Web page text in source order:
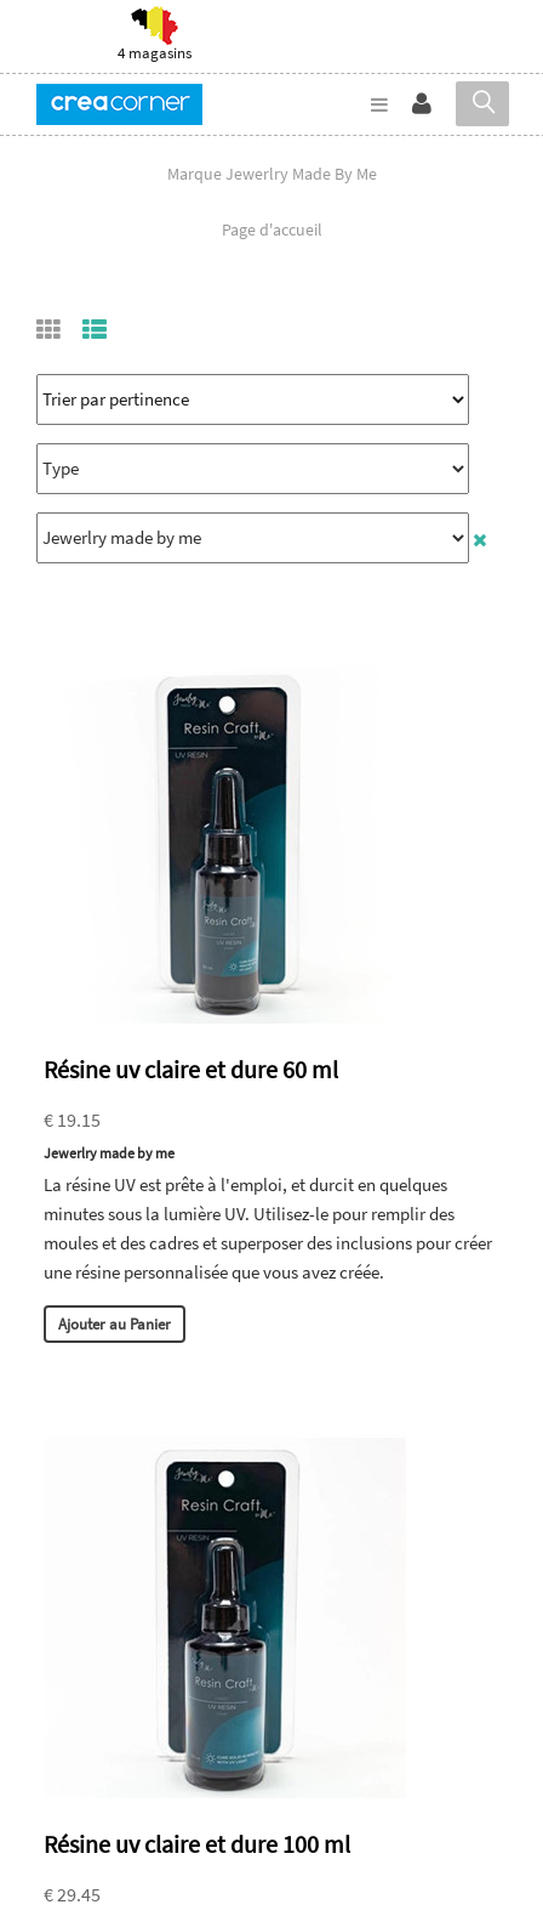
4 magasins
Marque Jewerlry Made By Me
Page d'accueil
Résine uv claire et dure 60 ml
€ 19.15
Jewerlry made by me
La résine UV est prête à l'emploi, et durcit en quelques
minutes sous la lumière UV. Utilisez-le pour remplir des
moules et des cadres et superposer des inclusions pour créer
une résine personnalisée que vous avez créée.
Ajouter au Panier
Résine uv claire et dure 100 ml
€ 29.45